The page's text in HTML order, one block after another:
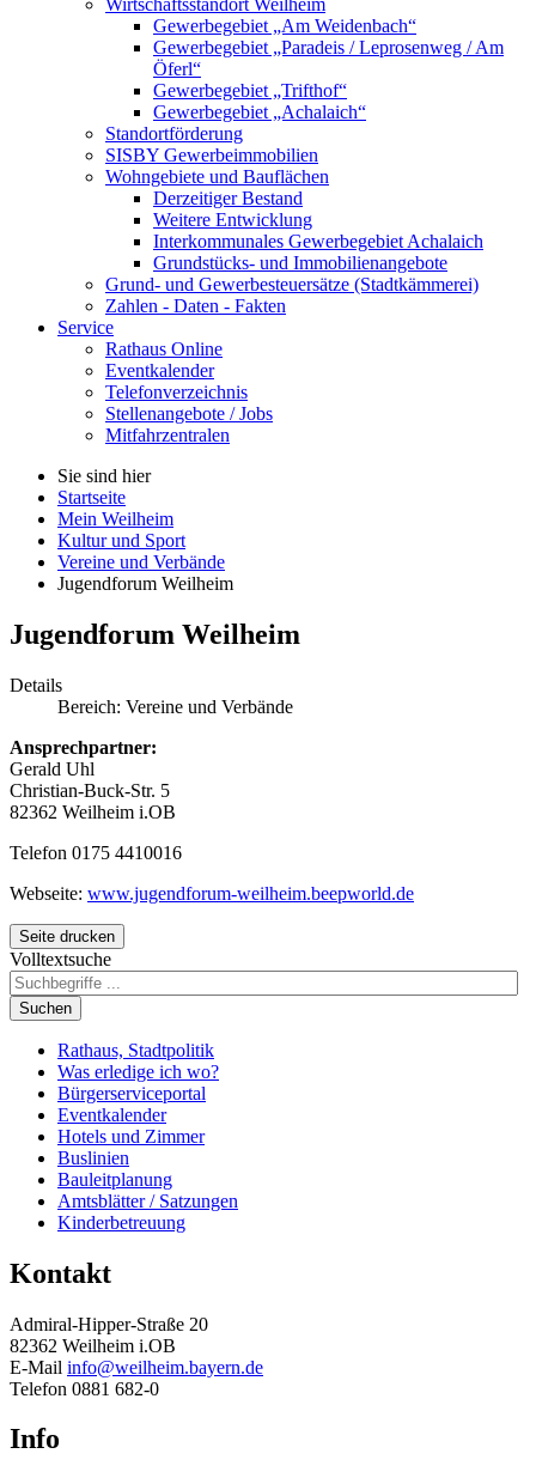
Gewerbegebiet „Am Weidenbach“
Gewerbegebiet „Paradeis / Leprosenweg / Am
Öferl“
Gewerbegebiet „Trifthof“
Gewerbegebiet „Achalaich“
Standortförderung
SISBY Gewerbeimmobilien
Wohngebiete und Bauflächen
Derzeitiger Bestand
Weitere Entwicklung
Interkommunales Gewerbegebiet Achalaich
Grundstücks- und Immobilienangebote
Grund- und Gewerbesteuersätze (Stadtkämmerei)
Zahlen - Daten - Fakten
Service
Rathaus Online
Eventkalender
Telefonverzeichnis
Stellenangebote / Jobs
Mitfahrzentralen
Sie sind hier
Startseite
Mein Weilheim
Kultur und Sport
Vereine und Verbände
Jugendforum Weilheim
Jugendforum Weilheim
Details
Bereich: Vereine und Verbände
Ansprechpartner:
Gerald Uhl
Christian-Buck-Str. 5
82362 Weilheim i.OB
Telefon 0175 4410016
Webseite: www.jugendforum-weilheim.beepworld.de
Seite drucken
Volltextsuche
Suchen
Rathaus, Stadtpolitik
Was erledige ich wo?
Bürgerserviceportal
Eventkalender
Hotels und Zimmer
Buslinien
Bauleitplanung
Amtsblätter / Satzungen
Kinderbetreuung
Kontakt
Admiral-Hipper-Straße 20
82362 Weilheim i.OB
E-Mail info@weilheim.bayern.de
Telefon 0881 682-0
Info